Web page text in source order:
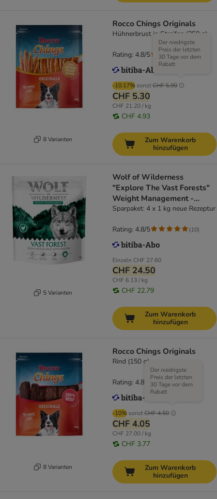
8 Varianten
Rocco Chings Originals
Hühnerbrust in Streifen (250 g)
-10.17% sonstCHF 5.90
Der niedrigste
Preis der letzten
30 Tage vor dem
Rabatt
CHF 5.30
CHF 21.20 / kg
CHF 4.93
Rating: 4.8/5 (117
Zum Warenkorb
hinzufügen
5 Varianten
Wolf of Wilderness
"Explore The Vast Forests"
Weight Management -
getreidefrei
Sparpaket: 4 x 1 kg neue Rezeptur
Einzeln CHF 27.60
CHF 24.50
CHF 6.13 / kg
CHF 22.79
Rating: 4.8/5 (10)
Zum Warenkorb
hinzufügen
8 Varianten
Rocco Chings Originals
Rind (150 g)
-10% sonstCHF 4.50
Der niedrigste
Preis der letzten
30 Tage vor dem
Rabatt
CHF 4.05
CHF 27.00 / kg
CHF 3.77
Rating: 4.8/5 (117
Zum Warenkorb
hinzufügen